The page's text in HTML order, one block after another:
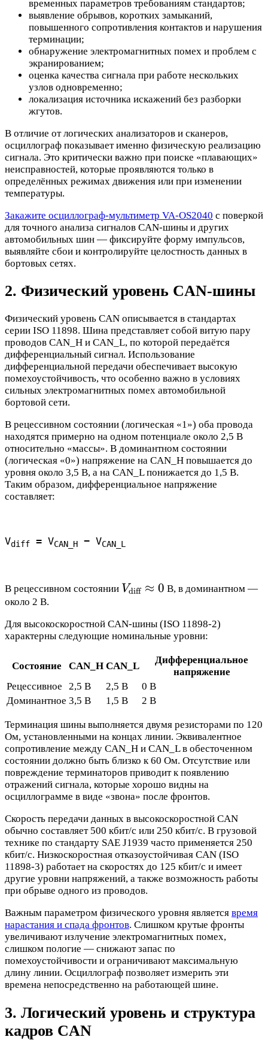
временных параметров требованиям стандартов;
выявление обрывов, коротких замыканий,
повышенного сопротивления контактов и нарушения
терминации;
обнаружение электромагнитных помех и проблем с
экранированием;
оценка качества сигнала при работе нескольких
узлов одновременно;
локализация источника искажений без разборки
жгутов.
В отличие от логических анализаторов и сканеров,
осциллограф показывает именно физическую реализацию
сигнала. Это критически важно при поиске «плавающих»
неисправностей, которые проявляются только в
определённых режимах движения или при изменении
температуры.
Закажите осциллограф-мультиметр VA-OS2040 с поверкой
для точного анализа сигналов CAN-шины и других
автомобильных шин — фиксируйте форму импульсов,
выявляйте сбои и контролируйте целостность данных в
бортовых сетях.
2. Физический уровень CAN-шины
Физический уровень CAN описывается в стандартах
серии ISO 11898. Шина представляет собой витую пару
проводов CAN_H и CAN_L, по которой передаётся
дифференциальный сигнал. Использование
дифференциальной передачи обеспечивает высокую
помехоустойчивость, что особенно важно в условиях
сильных электромагнитных помех автомобильной
бортовой сети.
В рецессивном состоянии (логическая «1») оба провода
находятся примерно на одном потенциале около 2,5 В
относительно «массы». В доминантном состоянии
(логическая «0») напряжение на CAN_H повышается до
уровня около 3,5 В, а на CAN_L понижается до 1,5 В.
Таким образом, дифференциальное напряжение
составляет:
Vdiff = VCAN_H − VCAN_L
В рецессивном состоянии V_{\text{diff}}
Vdiff ≈ 0 В, в доминантном —
около 2 В.
Для высокоскоростной CAN-шины (ISO 11898-2)
характерны следующие номинальные уровни:
Состояние CAN_H CAN_L
Дифференциальное
напряжение
Рецессивное
2,5 В 2,5 В
0 В
Доминантное 3,5 В 1,5 В 2 В
Терминация шины выполняется двумя резисторами по 120
Ом, установленными на концах линии. Эквивалентное
сопротивление между CAN_H и CAN_L в обесточенном
состоянии должно быть близко к 60 Ом. Отсутствие или
повреждение терминаторов приводит к появлению
отражений сигнала, которые хорошо видны на
осциллограмме в виде «звона» после фронтов.
Скорость передачи данных в высокоскоростной CAN
обычно составляет 500 кбит/с или 250 кбит/с. В грузовой
технике по стандарту SAE J1939 часто применяется 250
кбит/с. Низкоскоростная отказоустойчивая CAN (ISO
11898-3) работает на скоростях до 125 кбит/с и имеет
другие уровни напряжений, а также возможность работы
при обрыве одного из проводов.
Важным параметром физического уровня является время
нарастания и спада фронтов. Слишком крутые фронты
увеличивают излучение электромагнитных помех,
слишком пологие — снижают запас по
помехоустойчивости и ограничивают максимальную
длину линии. Осциллограф позволяет измерить эти
времена непосредственно на работающей шине.
3. Логический уровень и структура
кадров CAN